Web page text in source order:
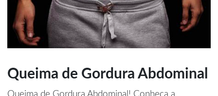
Queima de Gordura Abdominal